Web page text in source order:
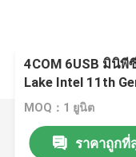
4COM 6USB มินิ
Lake Intel 11th
MOQ：1 ยูนิต
ราคาถูกที่